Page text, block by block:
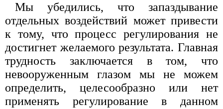
Мы убедились, что запаздывание
отдельных воздействий может привести
к тому, что процесс регулирования не
достигнет желаемого результата. Главная
трудность заключается в том, что
невооруженным глазом мы не можем
определить, целесообразно или нет
применять регулирование в данном